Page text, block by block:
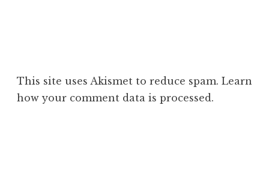
This site uses Akismet to reduce spam. Learn
how your comment data is processed .